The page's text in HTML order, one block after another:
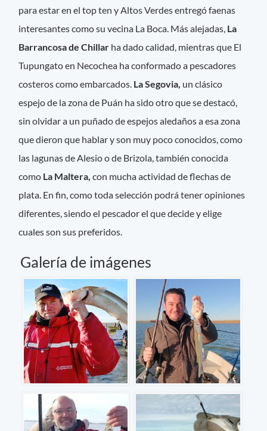
para estar en el top ten y Altos Verdes entregó faenas
interesantes como su vecina La Boca. Más alejadas, La
Barrancosa de Chillar ha dado calidad, mientras que El
Tupungato en Necochea ha conformado a pescadores
costeros como embarcados. La Segovia, un clásico
espejo de la zona de Puán ha sido otro que se destacó,
sin olvidar a un puñado de espejos aledaños a esa zona
que dieron que hablar y son muy poco conocidos, como
las lagunas de Alesio o de Brizola, también conocida
como La Maltera, con mucha actividad de flechas de
plata. En fin, como toda selección podrá tener opiniones
diferentes, siendo el pescador el que decide y elige
cuales son sus preferidos.
Galería de imágenes